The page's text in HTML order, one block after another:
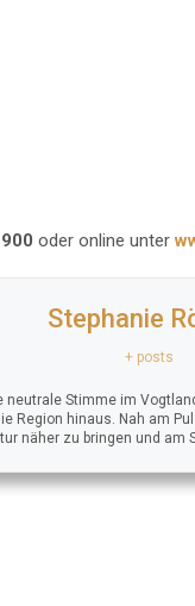
oder online unter
Stephanie
+ posts
Stimme im
Region hinaus. Nah am
näher zu bringen und